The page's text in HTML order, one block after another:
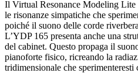
Il Virtual Resonance Modeling
le risonanze simpatiche che
poiché il suono delle corde
L’YDP 165 presenta anche una
del cabinet. Questo propaga il
pianoforte fisico, ricreando la
tridimensionale che sperimenteresti